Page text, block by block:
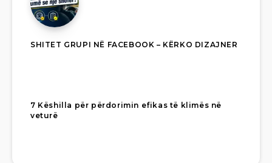
SHITET GRUPI NË FACEBOOK – KËRKO DIZAJNER
7 Këshilla për përdorimin efikas të klimës në
veturë